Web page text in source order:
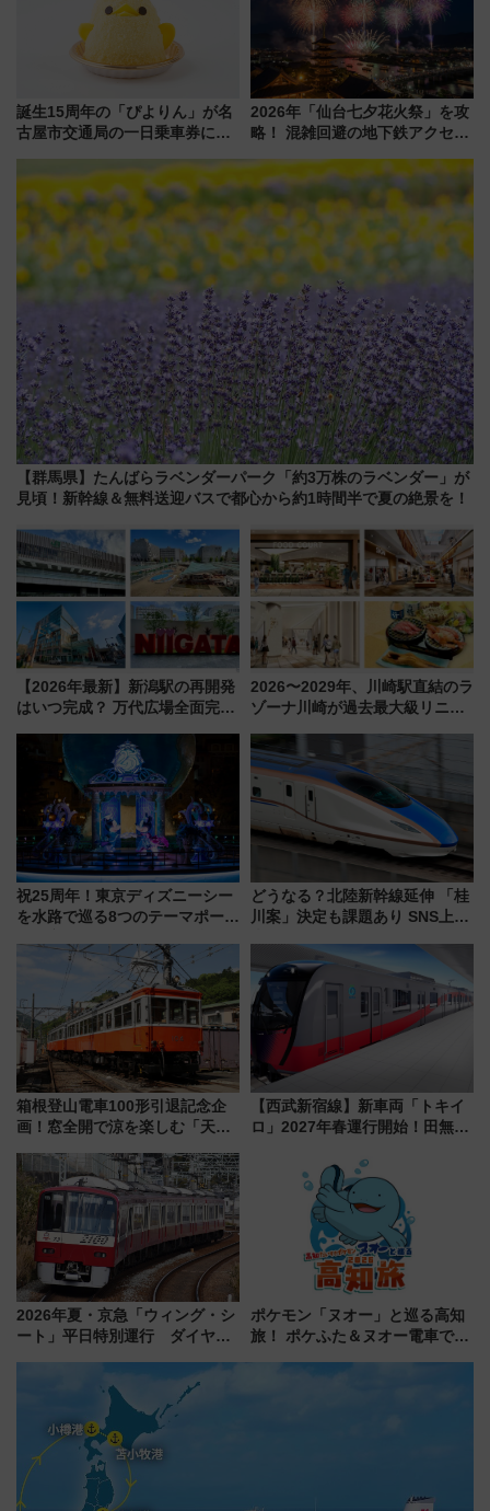
誕生15周年の「ぴよりん」が名
古屋市交通局の一日乗車券に！
定1万5000枚】
2026年「仙台七夕花火祭」を攻
略！ 混雑回避の地下鉄アクセス
火前に楽しむ仙台観光ルートま
で解説！
【群馬県】たんばらラベンダーパーク「約3万株のラベンダー」が
見頃！新幹線＆無料送迎バスで都心から約1時間半で夏の絶景を！
【2026年最新】新潟駅の再開発
はいつ完成？ 万代広場全面完成
開発、バスタ新潟構想まで徹底
解説！
2026〜2029年、川崎駅直結のラ
ゾーナ川崎が過去最大級リニュ
「いつから何が変わるか」徹底
解説！
祝25周年！東京ディズニーシー
を水路で巡る8つのテーマポート
どうなる？北陸新幹線延伸 「桂
川案」決定も課題あり SNS上の
箱根登山電車100形引退記念企
画！窓全開で涼を楽しむ「天然
発売
【西武新宿線】新車両「トキイ
ロ」2027年春運行開始！田無・
「第2弾」も
2026年夏・京急「ウィング・シ
ート」平日特別運行 ダイヤ・
三浦海岸を堪能できるお出かけ
プランもご紹介
ポケモン「ヌオー」と巡る高知
旅！ ポケふた＆ヌオー電車で楽
路の絶景と絶品グルメを満喫！